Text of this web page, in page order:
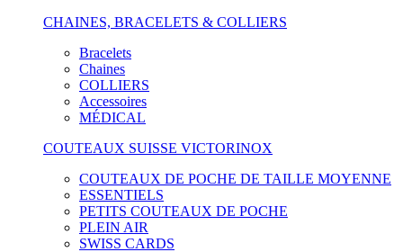
CHAINES, BRACELETS & COLLIERS
Bracelets
Chaines
COLLIERS
Accessoires
MÉDICAL
COUTEAUX SUISSE VICTORINOX
COUTEAUX DE POCHE DE TAILLE MOYENNE
ESSENTIELS
PETITS COUTEAUX DE POCHE
PLEIN AIR
SWISS CARDS